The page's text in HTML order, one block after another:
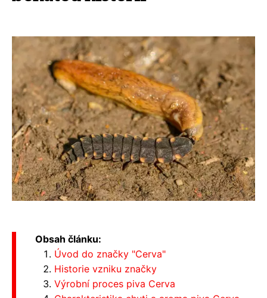
Obsah článku:
Úvod do značky "Cerva"
Historie vzniku značky
Výrobní proces piva Cerva